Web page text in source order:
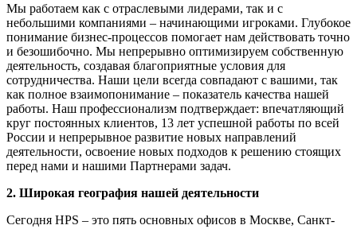
Мы работаем как с отраслевыми лидерами, так и с
небольшими компаниями – начинающими игроками. Глубокое
понимание бизнес-процессов помогает нам действовать точно
и безошибочно. Мы непрерывно оптимизируем собственную
деятельность, создавая благоприятные условия для
сотрудничества. Наши цели всегда совпадают с вашими, так
как полное взаимопонимание – показатель качества нашей
работы. Наш профессионализм подтверждает: впечатляющий
круг постоянных клиентов, 13 лет успешной работы по всей
России и непрерывное развитие новых направлений
деятельности, освоение новых подходов к решению стоящих
перед нами и нашими Партнерами задач.
2. Широкая география нашей деятельности
Сегодня HPS – это пять основных офисов в Москве, Санкт-